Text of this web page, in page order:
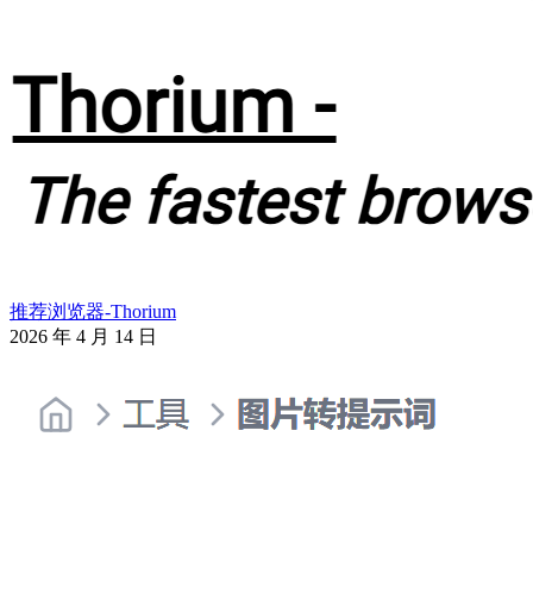
推荐浏览器-Thorium
2026 年 4 月 14 日